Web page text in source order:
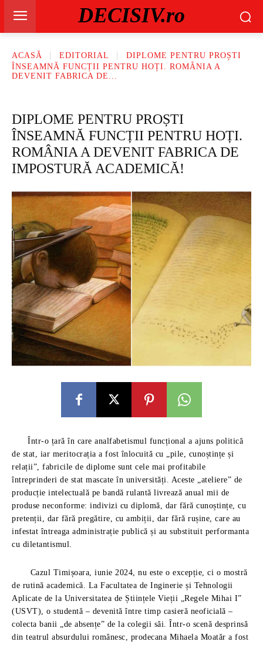
DECISIV.ro
ACASĂ EDITORIAL
DIPLOME PENTRU PROȘTI
ÎNSEAMNĂ FUNCȚII PENTRU HOȚI. ROMÂNIA A
DEVENIT FABRICA DE...
DIPLOME PENTRU PROȘTI
ÎNSEAMNĂ FUNCȚII PENTRU HOȚI.
ROMÂNIA A DEVENIT FABRICA DE
IMPOSTURĂ ACADEMICĂ!
Într-o țară în care analfabetismul funcțional a ajuns politică
de stat, iar meritocrația a fost înlocuită cu „pile, cunoștințe și
relații”, fabricile de diplome sunt cele mai profitabile
întreprinderi de stat mascate în universități. Aceste „ateliere” de
producție intelectuală pe bandă rulantă livrează anual mii de
produse neconforme: indivizi cu diplomă, dar fără cunoștințe, cu
pretenții, dar fără pregătire, cu ambiții, dar fără rușine, care au
infestat întreaga administrație publică și au substituit performanta
cu diletantismul.
Cazul Timișoara, iunie 2024, nu este o excepție, ci o mostră
de rutină academică. La Facultatea de Inginerie și Tehnologii
Aplicate de la Universitatea de Științele Vieții „Regele Mihai I”
(USVT), o studentă – devenită între timp casieră neoficială –
colecta banii „de absențe” de la colegii săi. Într-o scenă desprinsă
din teatrul absurdului românesc, prodecana Mihaela Moatăr a fost